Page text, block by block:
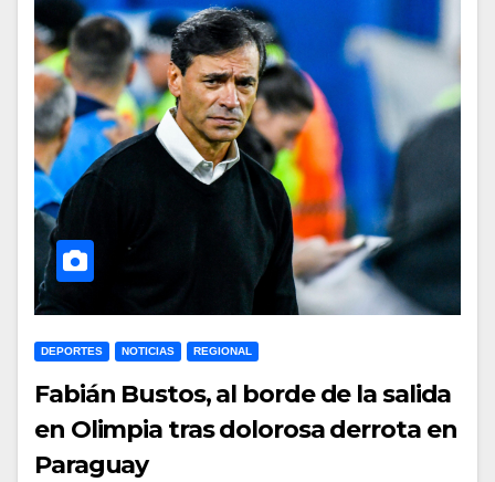
DEPORTES NOTICIAS REGIONAL
Fabián Bustos, al borde de la salida
en Olimpia tras dolorosa derrota en
Paraguay